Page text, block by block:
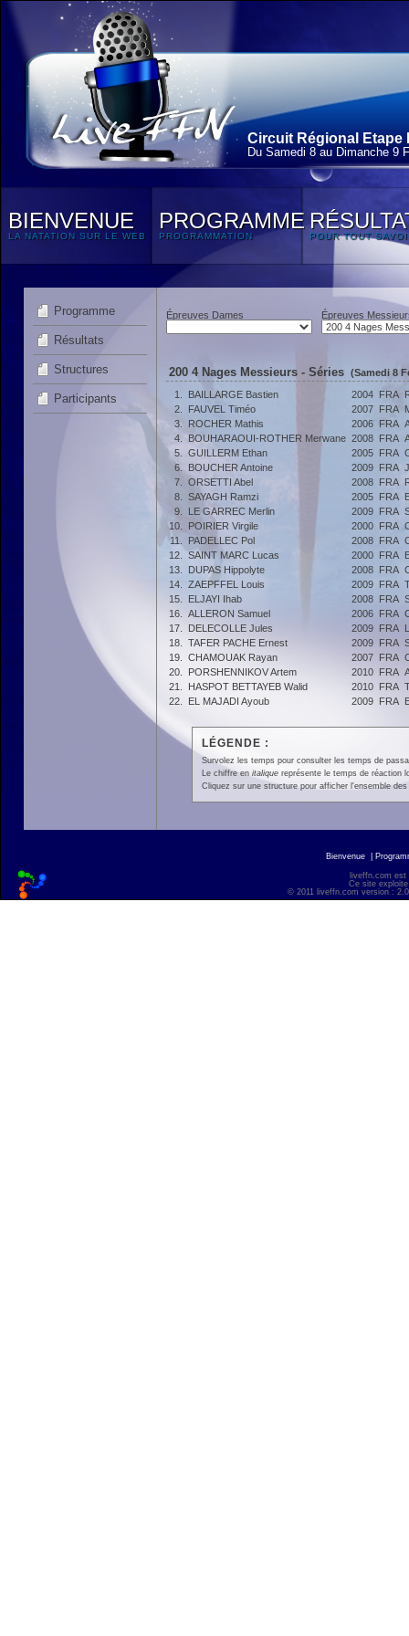
Circuit Régional Etape
Du Samedi 8 au Dimanche 9
BIENVENUE
LA NATATION SUR LE WEB
PROGRAMME
PROGRAMMATION POUR TOUT
Programme
Résultats
Structures
Participants
Épreuves Dames Épreuves
200 4 Nages Messieurs - Séries (Samedi 8
1.
BAILLARGE Bastien 2004 FRA
2.
FAUVEL Timéo 2007 FRA
3.
ROCHER Mathis 2006 FRA
4.
BOUHARAOUI-ROTHER Merwane 2008 FRA
5.
GUILLERM Ethan 2005 FRA
6.
BOUCHER Antoine 2009 FRA
7.
ORSETTI Abel 2008 FRA
8.
SAYAGH Ramzi 2005 FRA
9.
LE GARREC Merlin 2009 FRA
10.
POIRIER Virgile 2000 FRA
11.
PADELLEC Pol 2008 FRA
12.
SAINT MARC Lucas 2000 FRA
13.
DUPAS Hippolyte 2008 FRA
14.
ZAEPFFEL Louis 2009 FRA
15.
ELJAYI Ihab 2008 FRA
16.
ALLERON Samuel 2006 FRA
17.
DELECOLLE Jules 2009 FRA
18.
TAFER PACHE Ernest 2009 FRA
19.
CHAMOUAK Rayan 2007 FRA
20.
PORSHENNIKOV Artem 2010 FRA
21.
HASPOT BETTAYEB Walid 2010 FRA
22.
EL MAJADI Ayoub 2009 FRA
LÉGENDE :
Survolez les temps pour consulter les temps de
Le chiffre en italiquereprésente le temps de réaction
Cliquez sur une structure pour afficher l'ensemble
Bienvenue
liveffn.com est
Ce site
© 2011 liveffn.com version :